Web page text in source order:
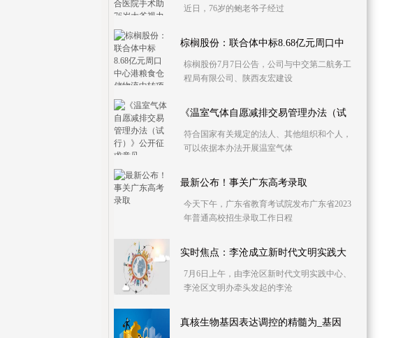
近日，76岁的鲍老爷子经过
棕榈股份：联合体中标8.68亿元周口中
棕榈股份7月7日公告，公司与中交第二航务工
程局有限公司、陕西友宏建设
《温室气体自愿减排交易管理办法（试
符合国家有关规定的法人、其他组织和个人，
可以依据本办法开展温室气体
最新公布！事关广东高考录取
今天下午，广东省教育考试院发布广东省2023
年普通高校招生录取工作日程
实时焦点：李沧成立新时代文明实践大
7月6日上午，由李沧区新时代文明实践中心、
李沧区文明办牵头发起的李沧
真核生物基因表达调控的精髓为_基因